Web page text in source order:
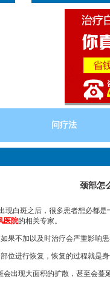
问疗法
颈部怎
斑之后，很多患者想必都
医院的相关专家。
加以及时治疗会严重影响
行恢复，恢复的过程就是
现大面积的扩散，甚至会蔓